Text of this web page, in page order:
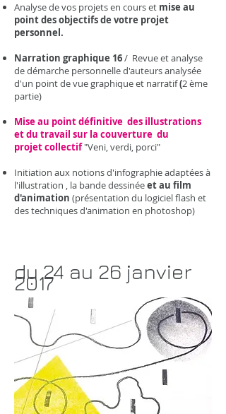
Analyse de vos projets en cours et mise au
point des objectifs de votre projet
personnel.
Narration graphique 16/ Revue et analyse
de démarche personnelle d'auteurs analysée
d'un point de vue graphique et narratif(2 ème
partie)
Mise au point définitive des illustrations
et du travail sur la couverture du
projetcollectif"Veni, verdi, porci"
Initiation aux notions d'infographie adaptées à
l'illustration , la bande dessinéeet au film
d'animation (présentation du logiciel flash et
des techniques d'animation en photoshop)
du 24 au 26 janvier
2017